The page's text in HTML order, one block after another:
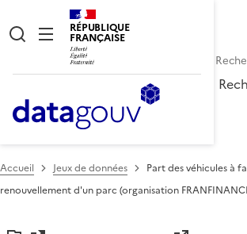
RÉPUBLIQUE
FRANÇAISE
Accueil Jeux de données
Part des véhicules à
renouvellement d'un parc (organisation